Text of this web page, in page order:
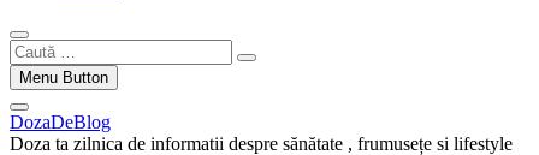
Caută
…Menu Button
DozaDeBlog
Doza ta zilnica de informatii despre sănătate , frumusețe si lifestyle